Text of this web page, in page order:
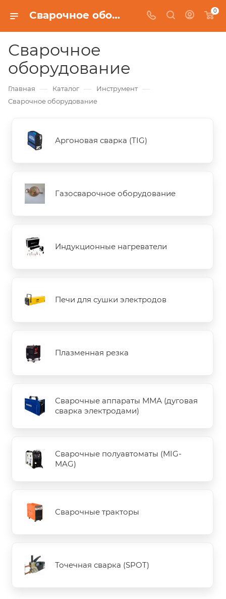
Сварочное оборудование 0
Сварочное
оборудование
Главная — Каталог — Инструмент —
Сварочное оборудование
Аргоновая сварка (TIG)
Газосварочное оборудование
Индукционные нагреватели
Печи для сушки электродов
Плазменная резка
Сварочные аппараты ММА (дуговая
сварка электродами)
Сварочные полуавтоматы (MIG-
MAG)
Сварочные тракторы
Точечная сварка (SPOT)